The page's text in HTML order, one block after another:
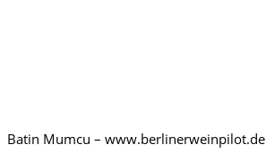
Batin Mumcu – www.berlinerweinpilot.de